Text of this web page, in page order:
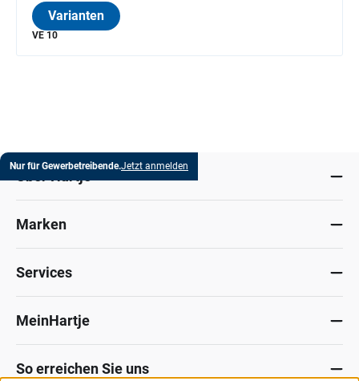
Varianten
VE 10
Nur für Gewerbetreibende.Jetzt anmelden
Marken
Services
MeinHartje
So erreichen Sie uns